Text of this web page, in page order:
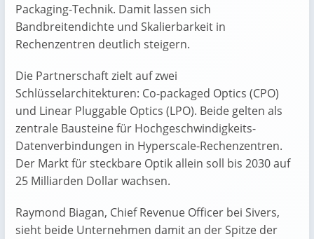
Packaging-Technik. Damit lassen sich
Bandbreitendichte und Skalierbarkeit in
Rechenzentren deutlich steigern.
Die Partnerschaft zielt auf zwei
Schlüsselarchitekturen: Co-packaged Optics (CPO)
und Linear Pluggable Optics (LPO). Beide gelten als
zentrale Bausteine für Hochgeschwindigkeits-
Datenverbindungen in Hyperscale-Rechenzentren.
Der Markt für steckbare Optik allein soll bis 2030 auf
25 Milliarden Dollar wachsen.
Raymond Biagan, Chief Revenue Officer bei Sivers,
sieht beide Unternehmen damit an der Spitze der